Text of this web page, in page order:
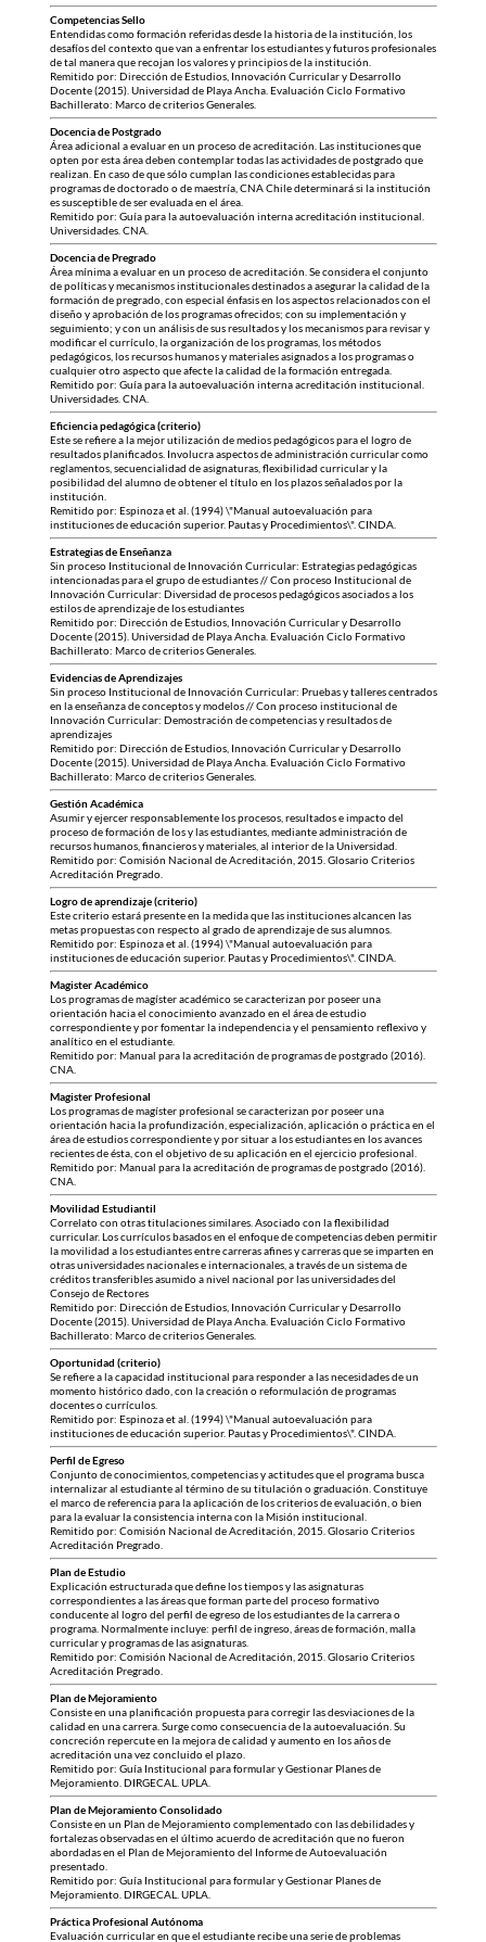
Competencias Sello
Entendidas como formación referidas desde la historia de la institución, los
desafíos del contexto que van a enfrentar los estudiantes y futuros profesionales
de tal manera que recojan los valores y principios de la institución.
Remitido por: Dirección de Estudios, Innovación Curricular y Desarrollo
Docente (2015). Universidad de Playa Ancha. Evaluación Ciclo Formativo
Bachillerato: Marco de criterios Generales.
Docencia de Postgrado
Área adicional a evaluar en un proceso de acreditación. Las instituciones que
opten por esta área deben contemplar todas las actividades de postgrado que
realizan. En caso de que sólo cumplan las condiciones establecidas para
programas de doctorado o de maestría, CNA Chile determinará si la institución
es susceptible de ser evaluada en el área.
Remitido por: Guía para la autoevaluación interna acreditación institucional.
Universidades. CNA.
Docencia de Pregrado
Área mínima a evaluar en un proceso de acreditación. Se considera el conjunto
de políticas y mecanismos institucionales destinados a asegurar la calidad de la
formación de pregrado, con especial énfasis en los aspectos relacionados con el
diseño y aprobación de los programas ofrecidos; con su implementación y
seguimiento; y con un análisis de sus resultados y los mecanismos para revisar y
modificar el currículo, la organización de los programas, los métodos
pedagógicos, los recursos humanos y materiales asignados a los programas o
cualquier otro aspecto que afecte la calidad de la formación entregada.
Remitido por: Guía para la autoevaluación interna acreditación institucional.
Universidades. CNA.
Eficiencia pedagógica (criterio)
Este se refiere a la mejor utilización de medios pedagógicos para el logro de
resultados planificados. Involucra aspectos de administración curricular como
reglamentos, secuencialidad de asignaturas, flexibilidad curricular y la
posibilidad del alumno de obtener el título en los plazos señalados por la
institución.
Remitido por: Espinoza et al. (1994) \"Manual autoevaluación para
instituciones de educación superior. Pautas y Procedimientos\". CINDA.
Estrategias de Enseñanza
Sin proceso Institucional de Innovación Curricular: Estrategias pedagógicas
intencionadas para el grupo de estudiantes // Con proceso Institucional de
Innovación Curricular: Diversidad de procesos pedagógicos asociados a los
estilos de aprendizaje de los estudiantes
Remitido por: Dirección de Estudios, Innovación Curricular y Desarrollo
Docente (2015). Universidad de Playa Ancha. Evaluación Ciclo Formativo
Bachillerato: Marco de criterios Generales.
Evidencias de Aprendizajes
Sin proceso Institucional de Innovación Curricular: Pruebas y talleres centrados
en la enseñanza de conceptos y modelos // Con proceso institucional de
Innovación Curricular: Demostración de competencias y resultados de
aprendizajes
Remitido por: Dirección de Estudios, Innovación Curricular y Desarrollo
Docente (2015). Universidad de Playa Ancha. Evaluación Ciclo Formativo
Bachillerato: Marco de criterios Generales.
Gestión Académica
Asumir y ejercer responsablemente los procesos, resultados e impacto del
proceso de formación de los y las estudiantes, mediante administración de
recursos humanos, financieros y materiales, al interior de la Universidad.
Remitido por: Comisión Nacional de Acreditación, 2015. Glosario Criterios
Acreditación Pregrado.
Logro de aprendizaje (criterio)
Este criterio estará presente en la medida que las instituciones alcancen las
metas propuestas con respecto al grado de aprendizaje de sus alumnos.
Remitido por: Espinoza et al. (1994) \"Manual autoevaluación para
instituciones de educación superior. Pautas y Procedimientos\". CINDA.
Magister Académico
Los programas de magíster académico se caracterizan por poseer una
orientación hacia el conocimiento avanzado en el área de estudio
correspondiente y por fomentar la independencia y el pensamiento reflexivo y
analítico en el estudiante.
Remitido por: Manual para la acreditación de programas de postgrado (2016).
CNA.
Magister Profesional
Los programas de magíster profesional se caracterizan por poseer una
orientación hacia la profundización, especialización, aplicación o práctica en el
área de estudios correspondiente y por situar a los estudiantes en los avances
recientes de ésta, con el objetivo de su aplicación en el ejercicio profesional.
Remitido por: Manual para la acreditación de programas de postgrado (2016).
CNA.
Movilidad Estudiantil
Correlato con otras titulaciones similares. Asociado con la flexibilidad
curricular. Los currículos basados en el enfoque de competencias deben permitir
la movilidad a los estudiantes entre carreras afines y carreras que se imparten en
otras universidades nacionales e internacionales, a través de un sistema de
créditos transferibles asumido a nivel nacional por las universidades del
Consejo de Rectores
Remitido por: Dirección de Estudios, Innovación Curricular y Desarrollo
Docente (2015). Universidad de Playa Ancha. Evaluación Ciclo Formativo
Bachillerato: Marco de criterios Generales.
Oportunidad (criterio)
Se refiere a la capacidad institucional para responder a las necesidades de un
momento histórico dado, con la creación o reformulación de programas
docentes o currículos.
Remitido por: Espinoza et al. (1994) \"Manual autoevaluación para
instituciones de educación superior. Pautas y Procedimientos\". CINDA.
Perfil de Egreso
Conjunto de conocimientos, competencias y actitudes que el programa busca
internalizar al estudiante al término de su titulación o graduación. Constituye
el marco de referencia para la aplicación de los criterios de evaluación, o bien
para la evaluar la consistencia interna con la Misión institucional.
Remitido por: Comisión Nacional de Acreditación, 2015. Glosario Criterios
Acreditación Pregrado.
Plan de Estudio
Explicación estructurada que define los tiempos y las asignaturas
correspondientes a las áreas que forman parte del proceso formativo
conducente al logro del perfil de egreso de los estudiantes de la carrera o
programa. Normalmente incluye: perfil de ingreso, áreas de formación, malla
curricular y programas de las asignaturas.
Remitido por: Comisión Nacional de Acreditación, 2015. Glosario Criterios
Acreditación Pregrado.
Plan de Mejoramiento
Consiste en una planificación propuesta para corregir las desviaciones de la
calidad en una carrera. Surge como consecuencia de la autoevaluación. Su
concreción repercute en la mejora de calidad y aumento en los años de
acreditación una vez concluido el plazo.
Remitido por: Guía Institucional para formular y Gestionar Planes de
Mejoramiento. DIRGECAL. UPLA.
Plan de Mejoramiento Consolidado
Consiste en un Plan de Mejoramiento complementado con las debilidades y
fortalezas observadas en el último acuerdo de acreditación que no fueron
abordadas en el Plan de Mejoramiento del Informe de Autoevaluación
presentado.
Remitido por: Guía Institucional para formular y Gestionar Planes de
Mejoramiento. DIRGECAL. UPLA.
Práctica Profesional Autónoma
Evaluación curricular en que el estudiante recibe una serie de problemas